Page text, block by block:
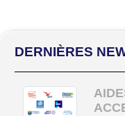
DERNIÈRES